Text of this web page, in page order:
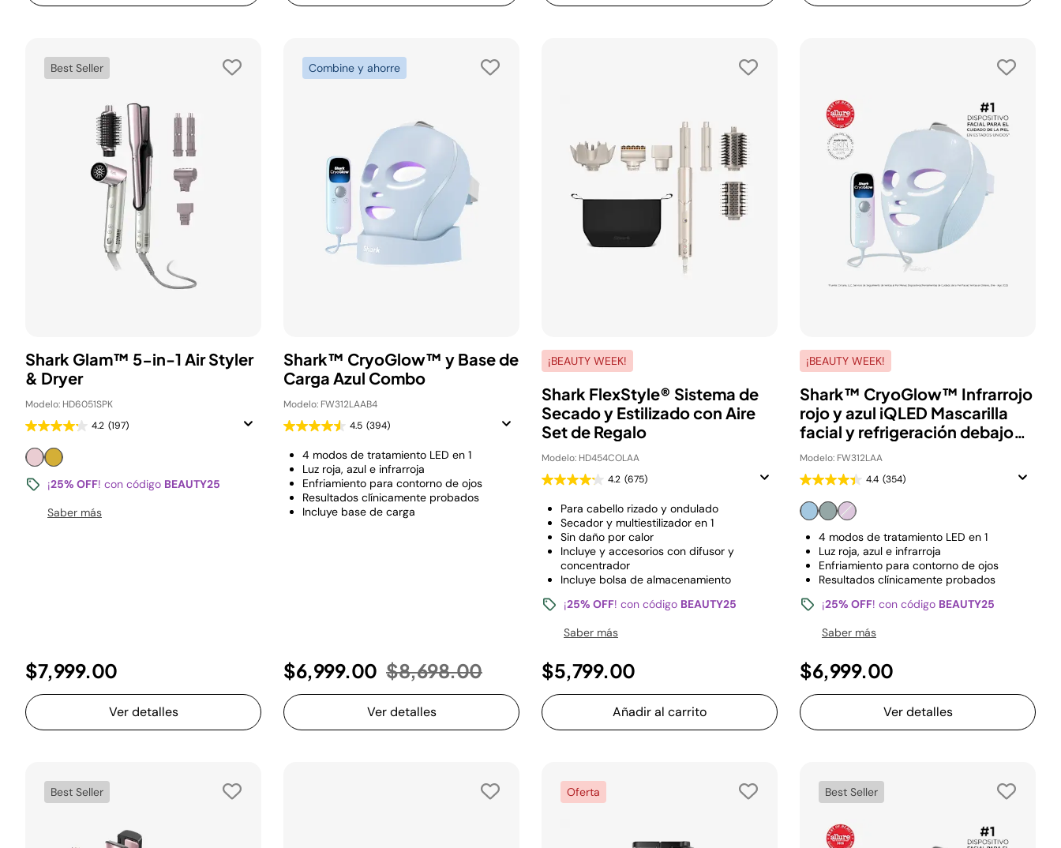
Best Seller
Shark Glam™ 5-in-1 Air Styler
& Dryer
Modelo: HD6051SPK
4.2 (197)
¡25% OFF! con código BEAUTY25
Saber más
$7,999.00
Ver detalles
Combine y ahorre
Shark™ CryoGlow™ y Base de
Carga Azul Combo
Modelo: FW312LAAB4
4.5 (394)
4 modos de tratamiento LED en 1
Luz roja, azul e infrarroja
Enfriamiento para contorno de ojos
Resultados clínicamente probados
Incluye base de carga
$6,999.00 Precio reducido de
$8,698.00a
Ver detalles
¡BEAUTY WEEK!
Shark FlexStyle® Sistema de
Secado y Estilizado con Aire
Set de Regalo
Modelo: HD454COLAA
4.2 (675)
Para cabello rizado y ondulado
Secador y multiestilizador en 1
Sin daño por calor
Incluye y accesorios con difusor y
concentrador
Incluye bolsa de almacenamiento
¡25% OFF! con código BEAUTY25
Saber más
$5,799.00
Añadir al carrito
¡BEAUTY WEEK!
Shark™ CryoGlow™ Infrarrojo
rojo y azul iQLED Mascarilla
facial y refrigeración debajo
de los ojos
Modelo: FW312LAA
4.4 (354)
4 modos de tratamiento LED en 1
Luz roja, azul e infrarroja
Enfriamiento para contorno de ojos
Resultados clínicamente probados
¡25% OFF! con código BEAUTY25
Saber más
$6,999.00
Ver detalles
Best Seller Oferta Best Seller